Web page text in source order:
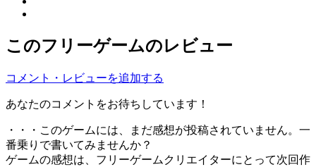
このフリーゲームのレビュー
コメント・レビューを追加する
あなたのコメントをお待ちしています！
・・・このゲームには、まだ感想が投稿されていません。一
番乗りで書いてみませんか？
ゲームの感想は、フリーゲームクリエイターにとって次回作